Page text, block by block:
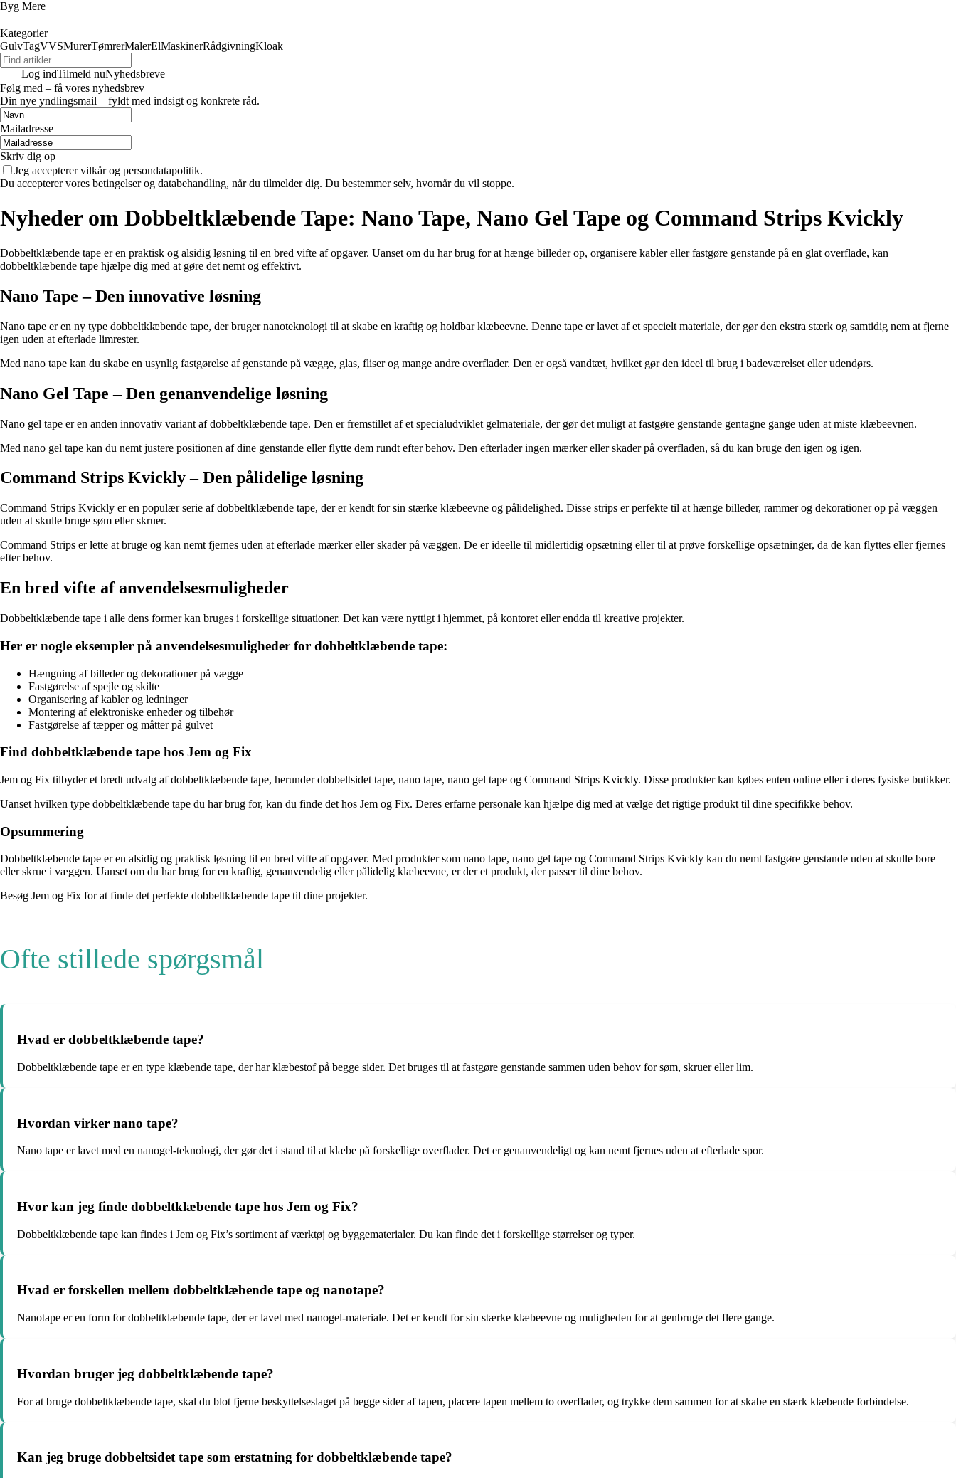
Byg Mere
Kategorier
GulvTagVVSMurerTømrerMalerElMaskinerRådgivningKloak
Log indTilmeld nuNyhedsbreve
Følg med – få vores nyhedsbrev
Din nye yndlingsmail – fyldt med indsigt og konkrete råd.
Mailadresse
Skriv dig op
Jeg accepterer vilkår og persondatapolitik.
Du accepterer vores betingelser og databehandling, når du tilmelder dig. Du bestemmer selv, hvornår du vil stoppe.
Nyheder om Dobbeltklæbende Tape: Nano Tape, Nano Gel Tape og Command Strips Kvickly
Dobbeltklæbende tape er en praktisk og alsidig løsning til en bred vifte af opgaver. Uanset om du har brug for at hænge billeder op, organisere kabler eller fastgøre genstande på en glat overflade, kan
dobbeltklæbende tape hjælpe dig med at gøre det nemt og effektivt.
Nano Tape – Den innovative løsning
Nano tape er en ny type dobbeltklæbende tape, der bruger nanoteknologi til at skabe en kraftig og holdbar klæbeevne. Denne tape er lavet af et specielt materiale, der gør den ekstra stærk og samtidig nem at fjerne
igen uden at efterlade limrester.
Med nano tape kan du skabe en usynlig fastgørelse af genstande på vægge, glas, fliser og mange andre overflader. Den er også vandtæt, hvilket gør den ideel til brug i badeværelset eller udendørs.
Nano Gel Tape – Den genanvendelige løsning
Nano gel tape er en anden innovativ variant af dobbeltklæbende tape. Den er fremstillet af et specialudviklet gelmateriale, der gør det muligt at fastgøre genstande gentagne gange uden at miste klæbeevnen.
Med nano gel tape kan du nemt justere positionen af dine genstande eller flytte dem rundt efter behov. Den efterlader ingen mærker eller skader på overfladen, så du kan bruge den igen og igen.
Command Strips Kvickly – Den pålidelige løsning
Command Strips Kvickly er en populær serie af dobbeltklæbende tape, der er kendt for sin stærke klæbeevne og pålidelighed. Disse strips er perfekte til at hænge billeder, rammer og dekorationer op på væggen
uden at skulle bruge søm eller skruer.
Command Strips er lette at bruge og kan nemt fjernes uden at efterlade mærker eller skader på væggen. De er ideelle til midlertidig opsætning eller til at prøve forskellige opsætninger, da de kan flyttes eller fjernes
efter behov.
En bred vifte af anvendelsesmuligheder
Dobbeltklæbende tape i alle dens former kan bruges i forskellige situationer. Det kan være nyttigt i hjemmet, på kontoret eller endda til kreative projekter.
Her er nogle eksempler på anvendelsesmuligheder for dobbeltklæbende tape:
Hængning af billeder og dekorationer på vægge
Fastgørelse af spejle og skilte
Organisering af kabler og ledninger
Montering af elektroniske enheder og tilbehør
Fastgørelse af tæpper og måtter på gulvet
Find dobbeltklæbende tape hos Jem og Fix
Jem og Fix tilbyder et bredt udvalg af dobbeltklæbende tape, herunder dobbeltsidet tape, nano tape, nano gel tape og Command Strips Kvickly. Disse produkter kan købes enten online eller i deres fysiske butikker.
Uanset hvilken type dobbeltklæbende tape du har brug for, kan du finde det hos Jem og Fix. Deres erfarne personale kan hjælpe dig med at vælge det rigtige produkt til dine specifikke behov.
Opsummering
Dobbeltklæbende tape er en alsidig og praktisk løsning til en bred vifte af opgaver. Med produkter som nano tape, nano gel tape og Command Strips Kvickly kan du nemt fastgøre genstande uden at skulle bore
eller skrue i væggen. Uanset om du har brug for en kraftig, genanvendelig eller pålidelig klæbeevne, er der et produkt, der passer til dine behov.
Besøg Jem og Fix for at finde det perfekte dobbeltklæbende tape til dine projekter.
Ofte stillede spørgsmål
Hvad er dobbeltklæbende tape?
Dobbeltklæbende tape er en type klæbende tape, der har klæbestof på begge sider. Det bruges til at fastgøre genstande sammen uden behov for søm, skruer eller lim.
Hvordan virker nano tape?
Nano tape er lavet med en nanogel-teknologi, der gør det i stand til at klæbe på forskellige overflader. Det er genanvendeligt og kan nemt fjernes uden at efterlade spor.
Hvor kan jeg finde dobbeltklæbende tape hos Jem og Fix?
Dobbeltklæbende tape kan findes i Jem og Fix’s sortiment af værktøj og byggematerialer. Du kan finde det i forskellige størrelser og typer.
Hvad er forskellen mellem dobbeltklæbende tape og nanotape?
Nanotape er en form for dobbeltklæbende tape, der er lavet med nanogel-materiale. Det er kendt for sin stærke klæbeevne og muligheden for at genbruge det flere gange.
Hvordan bruger jeg dobbeltklæbende tape?
For at bruge dobbeltklæbende tape, skal du blot fjerne beskyttelseslaget på begge sider af tapen, placere tapen mellem to overflader, og trykke dem sammen for at skabe en stærk klæbende forbindelse.
Kan jeg bruge dobbeltsidet tape som erstatning for dobbeltklæbende tape?